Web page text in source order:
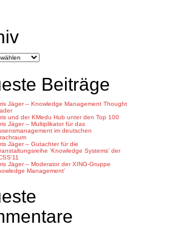
Beiträge
Jäger – Knowledge Management Thought
und der KMedu Hub unter den Top 100
Jäger – Multiplikator für das
im deutschen
Jäger – Gutachter für die
‘Knowledge Systems’ der
Jäger – Moderator der XING-Gruppe
Management’